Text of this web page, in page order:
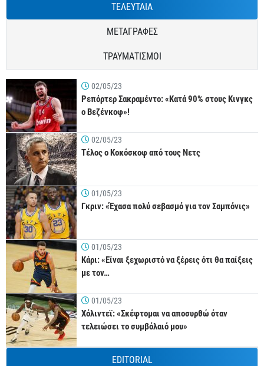
ΤΕΛΕΥΤΑΙΑ
ΜΕΤΑΓΡΑΦΕΣ
ΤΡΑΥΜΑΤΙΣΜΟΙ
02/05/23
Ρεπόρτερ Σακραμέντο: «Κατά 90% στους Κινγκς
ο Βεζένκοφ»!
02/05/23
Τέλος ο Κοκόσκοφ από τους Νετς
01/05/23
Γκριν: «Έχασα πολύ σεβασμό για τον Σαμπόνις»
01/05/23
Κάρι: «Είναι ξεχωριστό να ξέρεις ότι θα παίξεις
με τον…
01/05/23
Χόλιντεϊ: «Σκέφτομαι να αποσυρθώ όταν
τελειώσει το συμβόλαιό μου»
EDITORIAL